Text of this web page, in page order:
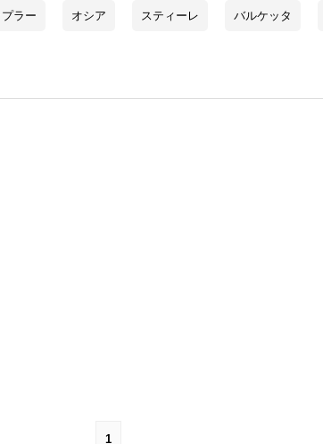
ラー オシア スティーレ バルケッタ
1